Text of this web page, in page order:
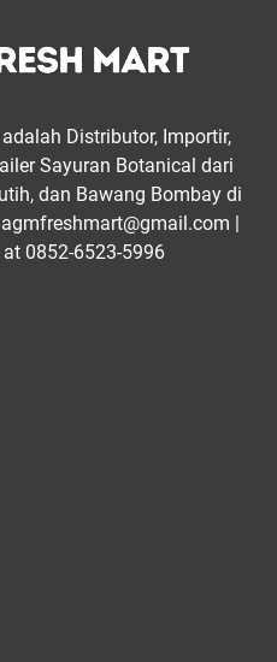
Distributor, Importir,
Sayuran Botanical dari
dan Bawang Bombay di
|
0852-6523-5996